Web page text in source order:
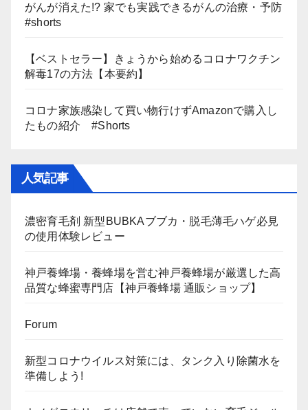
がんが消えた!? 家でも実践できるがんの治療・予防
#shorts
【ベストセラー】きょうから始めるコロナワクチン
解毒17の方法【本要約】
コロナ家族感染して買い物行けずAmazonで購入し
たもの紹介 #Shorts
人気記事
濃密育毛剤 新型BUBKAブブカ・脱毛薄毛ハゲ必見
の使用体験レビュー
神戸養蜂場・養蜂場を営む神戸養蜂場が厳選した高
品質な蜂蜜専門店【神戸養蜂場 通販ショップ】
Forum
新型コロナウイルス対策には、タンク入り除菌水を
準備しよう!